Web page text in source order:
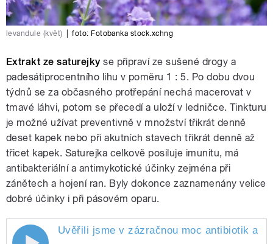
levandule (květ) foto: Fotobanka stock.xchng
Extrakt ze saturejkyse připraví ze sušené drogy a
padesátiprocentního lihu v poměru 1 : 5. Po dobu dvou
týdnů se za občasného protřepání nechá macerovat v
tmavé láhvi, potom se přecedí a uloží v ledničce. Tinkturu
je možné užívat preventivně v množství třikrát denně
deset kapek nebo při akutních stavech třikrát denně až
třicet kapek. Saturejka celkově posiluje imunitu, má
antibakteriální a antimykotické účinky zejména při
zánětech a hojení ran. Byly dokonce zaznamenány velice
dobré účinky i při pásovém oparu.
Uvěřili jsme v zázračnou moc antibiotik a